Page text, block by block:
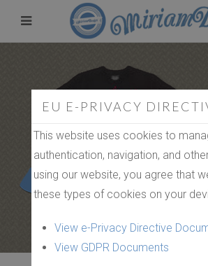
EU E-PRIVACY
This website uses cookies to
authentication, navigation, and
using our website, you agree that
these types of cookies on your
View e-Privacy Directive
View GDPR Documents